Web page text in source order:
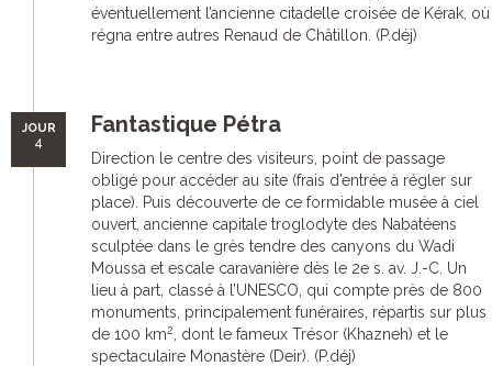
éventuellement l’ancienne citadelle croisée de Kérak, où
régna entre autres Renaud de Châtillon. (P.déj)
JOUR
4
Fantastique Pétra
Direction le centre des visiteurs, point de passage
obligé pour accéder au site (frais d’entrée à régler sur
place). Puis découverte de ce formidable musée à ciel
ouvert, ancienne capitale troglodyte des Nabatéens
sculptée dans le grès tendre des canyons du Wadi
Moussa et escale caravanière dès le 2e s. av. J.-C. Un
lieu à part, classé à l’UNESCO, qui compte près de 800
monuments, principalement funéraires, répartis sur plus
de 100 km2
, dont le fameux Trésor (Khazneh) et le
spectaculaire Monastère (Deir). (P.déj)